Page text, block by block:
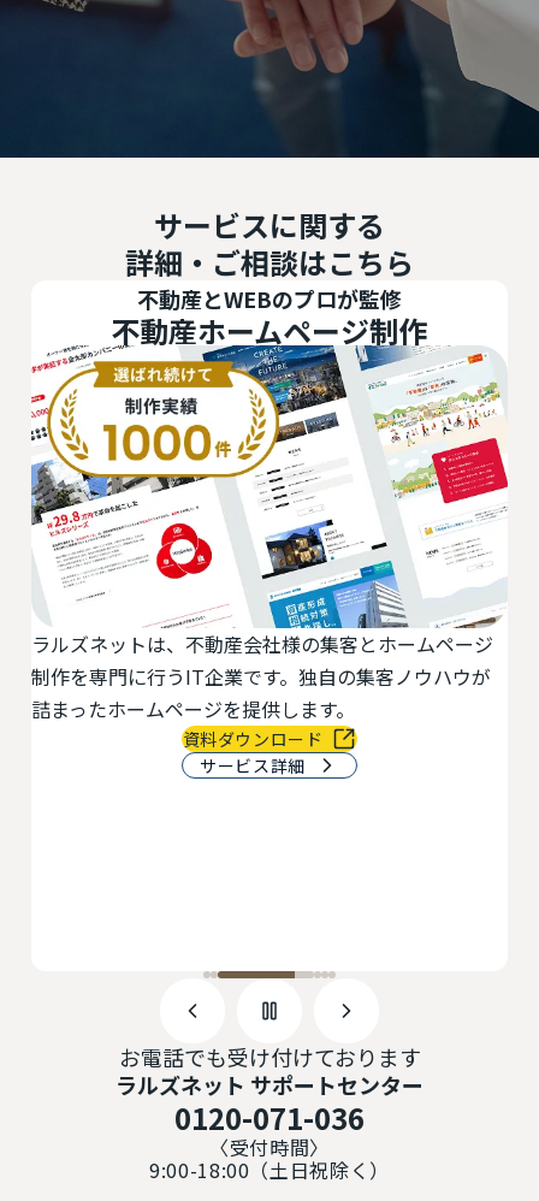
サービスに関する
詳細・ご相談はこちら
不動産システム
最小の手間で、最大の反響を。物件登録・反響管理・
物件チラシ作成などを一元化できる業務支援システム
です。AI・自動アドバイス機能搭載。
サービス詳細
お電話でも受け付けております
ラルズネット サポートセンター
0120-071-036
〈受付時間〉
9:00-18:00（土日祝除く）